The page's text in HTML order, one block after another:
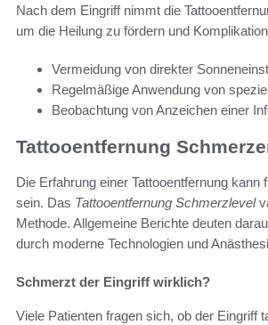
Nach dem Eingriff nimmt die
um die Heilung zu fördern und
Vermeidung von direkter
Regelmäßige Anwendung von
Beobachtung von Anzeichen einer
Tattooentfernung
Die Erfahrung einer Tattooentfernung
sein. Das Tattooentfernung Schmerzlevel
Methode. Allgemeine Berichte deuten
durch moderne Technologien und
Schmerzt der Eingriff wirklich?
Viele Patienten fragen sich, ob der